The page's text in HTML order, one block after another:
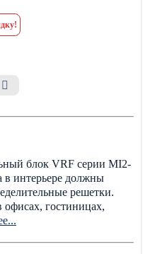
блок VRF серии MI2-
в интерьере должны
решетки.
гостиницах,